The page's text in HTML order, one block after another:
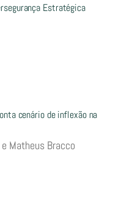
Estratégica
cenário de inflexão na
Matheus Bracco